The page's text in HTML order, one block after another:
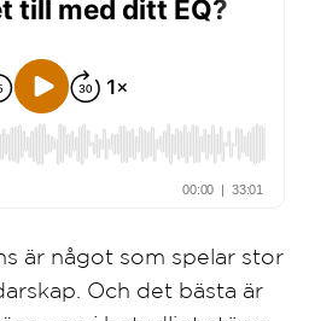
är något som spelar stor
Och det bästa är